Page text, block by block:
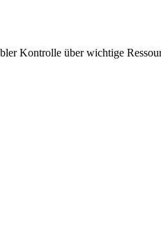
Kontrolle über wichtige